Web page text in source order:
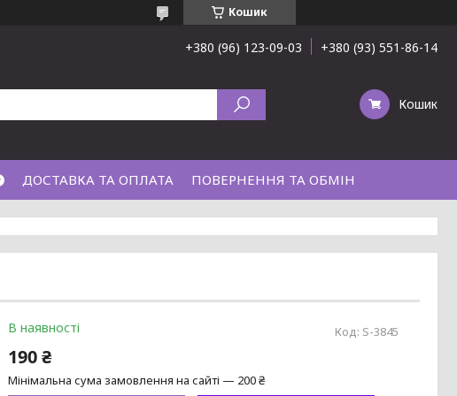
Кошик
+380 (96) 123-09-03 +380 (93) 551-86-14
Кошик
ДОСТАВКА ТА ОПЛАТА ПОВЕРНЕННЯ ТА ОБМІН
В наявності Код: S-3845
190 ₴
Мінімальна сума замовлення на сайті — 200 ₴